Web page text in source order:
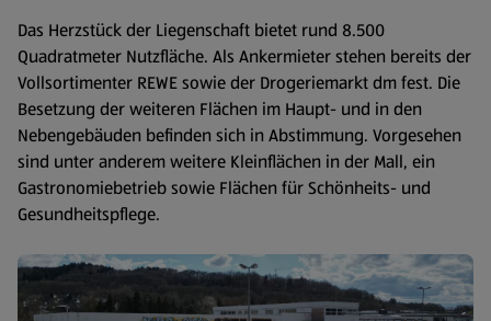
Das Herzstück der Liegenschaft bietet rund 8.500
Quadratmeter Nutzfläche. Als Ankermieter stehen bereits der
Vollsortimenter REWE sowie der Drogeriemarkt dm fest. Die
Besetzung der weiteren Flächen im Haupt- und in den
Nebengebäuden befinden sich in Abstimmung. Vorgesehen
sind unter anderem weitere Kleinflächen in der Mall, ein
Gastronomiebetrieb sowie Flächen für Schönheits- und
Gesundheitspflege.